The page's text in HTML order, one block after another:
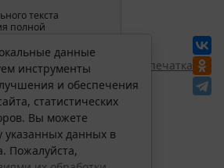
текста
полной
применения
поиском в
ГАРАНТ:
Перепечатка
данные
инструменты
и обеспечения
статистических
Вы можете
указанных данных в
Пожалуйста,